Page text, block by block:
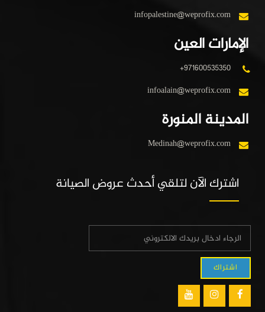
infopalestine@weprofix.com
الإمارات العين
+971600535350
infoalain@weprofix.com
المدينة المنورة
Medinah@weprofix.com
اشترك الآن لتلقي أحدث عروض الصيانة
اشتراك